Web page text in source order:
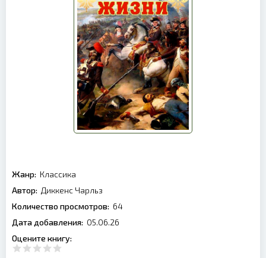
Жанр: Классика
Автор: Диккенс Чарльз
Количество просмотров: 64
Дата добавления: 05.06.26
Оцените книгу: